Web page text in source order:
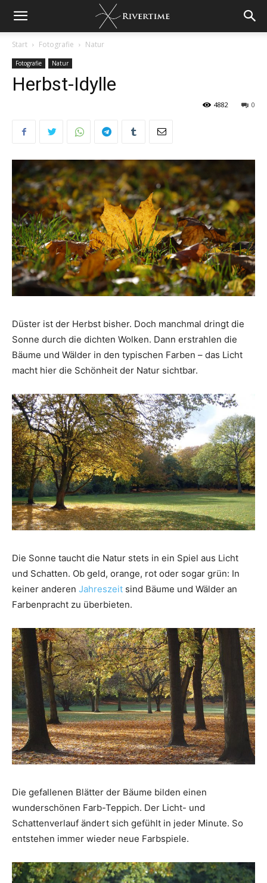
Start Fotografie Natur
Fotografie Natur
Herbst-Idylle
0
4882
Düster ist der Herbst bisher. Doch manchmal dringt die
Sonne durch die dichten Wolken. Dann erstrahlen die
Bäume und Wälder in den typischen Farben – das Licht
macht hier die Schönheit der Natur sichtbar.
Die Sonne taucht die Natur stets in ein Spiel aus Licht
und Schatten. Ob geld, orange, rot oder sogar grün: In
keiner anderen Jahreszeit sind Bäume und Wälder an
Farbenpracht zu überbieten.
Die gefallenen Blätter der Bäume bilden einen
wunderschönen Farb-Teppich. Der Licht- und
Schattenverlauf ändert sich gefühlt in jeder Minute. So
entstehen immer wieder neue Farbspiele.